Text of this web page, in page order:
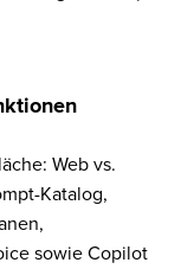
Web vs.
Katalog,
sowie Copilot